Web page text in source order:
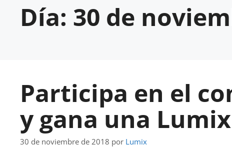
Día: 30 de
Participa en el
y gana una Lumix
30 de noviembre de 2018 por Lumix